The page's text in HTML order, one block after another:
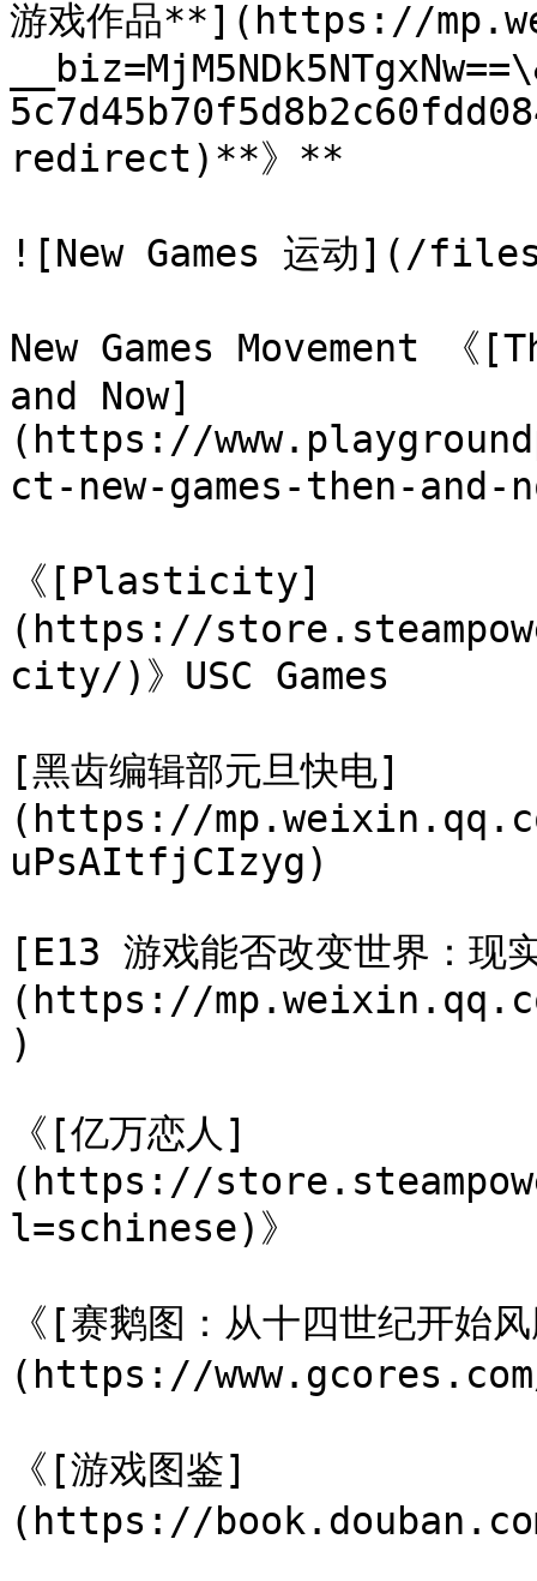
游戏作品**](https://
redirect)**》**
![New Games 运动](/
New Games Movement
and Now]
(https://
ct-new-games-then-and-
《[Plasticity]
(https://
city/)》USC Games
[黑齿编辑部元旦快电]
(https://
uPsAItfjCIzyg)
[E13 游戏能否改变世界：现
(https://
)
《[亿万恋人]
(https://
l=schinese)》
《[赛鹅图：从十四世纪开始
(https://
《[游戏图鉴]
(https://